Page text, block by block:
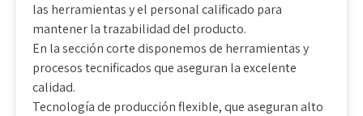
las herramientas y el personal calificado para
mantener la trazabilidad del producto.
En la sección corte disponemos de herramientas y
procesos tecnificados que aseguran la excelente
calidad.
Tecnología de producción flexible, que aseguran alto